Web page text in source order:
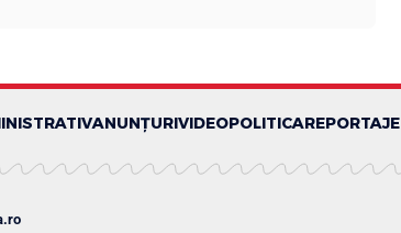
ANUNȚURIVIDEOPOLITICAREPORTAJE